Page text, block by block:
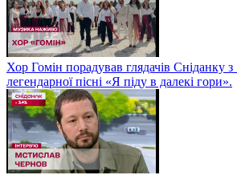
Хор Гомін порадував глядачів Сніданку
легендарної пісні «Я піду в далекі гори».